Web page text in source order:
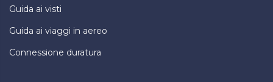
Guida ai visti
Guida ai viaggi in aereo
Connessione duratura